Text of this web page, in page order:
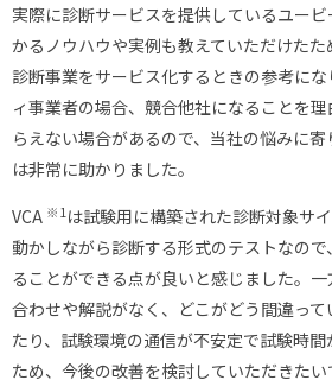
実際に診断サービスを提供しているユー
かるノウハウや実例も教えていただけたた
診断事業をサービス化するときの参考に
ィ事業者の場合、競合他社になることを
らえない場合があるので、当社の悩みに
は非常に助かりました。
VCA ※1 は試験用に構築された診断対象サ
動かしながら診断する形式のテストなの
ることができる点が良いと感じました。
合わせや解説がなく、どこがどう間違っ
たり、試験環境の通信が不安定で試験時
ため、今後の改善を検討していただきたい